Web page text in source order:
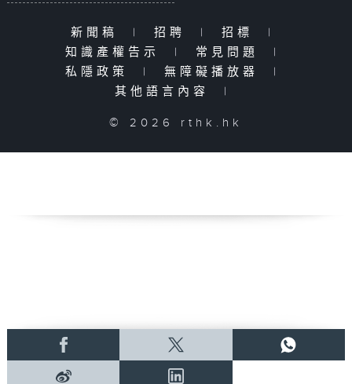
新聞稿 | 招聘 | 招標
|
知識產權告示
| 常見問題
|
私隱政策
| 無障礙播放器
|
其他語言內容
|
© 2026 rthk.hk